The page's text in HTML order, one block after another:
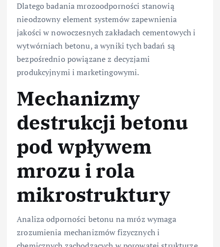
Dlatego badania mrozoodporności stanowią
nieodzowny element systemów zapewnienia
jakości w nowoczesnych zakładach cementowych i
wytwórniach betonu, a wyniki tych badań są
bezpośrednio powiązane z decyzjami
produkcyjnymi i marketingowymi.
Mechanizmy
destrukcji betonu
pod wpływem
mrozu i rola
mikrostruktury
Analiza odporności betonu na mróz wymaga
zrozumienia mechanizmów fizycznych i